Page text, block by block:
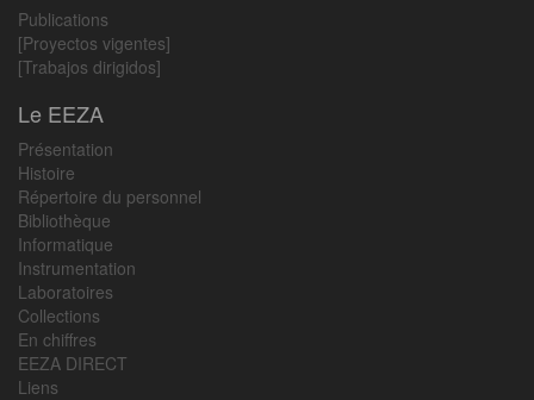
Publications
[Proyectos vigentes]
[Trabajos dirigidos]
Le EEZA
Présentation
Histoire
Répertoire du personnel
Bibliothèque
Informatique
Instrumentation
Laboratoires
Collections
En chiffres
EEZA DIRECT
Liens